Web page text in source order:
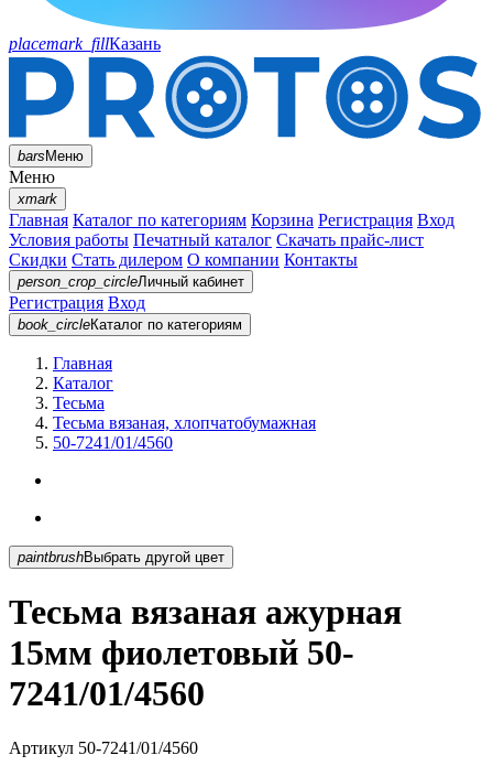
placemark_fillКазань
barsМеню
Меню
xmark
Главная Каталог по категориям Корзина Регистрация Вход
Условия работы Печатный каталог Скачать прайс-лист
Скидки Стать дилером О компании Контакты
person_crop_circleЛичный кабинет
Регистрация Вход
book_circleКаталог по категориям
Главная
Каталог
Тесьма
Тесьма вязаная, хлопчатобумажная
50-7241/01/4560
paintbrush Выбрать другой цвет
Тесьма вязаная ажурная
15мм фиолетовый 50-
7241/01/4560
Артикул 50-7241/01/4560